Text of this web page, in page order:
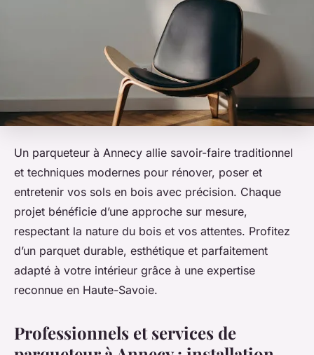
Un parqueteur à Annecy allie savoir-faire traditionnel
et techniques modernes pour rénover, poser et
entretenir vos sols en bois avec précision. Chaque
projet bénéficie d’une approche sur mesure,
respectant la nature du bois et vos attentes. Profitez
d’un parquet durable, esthétique et parfaitement
adapté à votre intérieur grâce à une expertise
reconnue en Haute-Savoie.
Professionnels et services de